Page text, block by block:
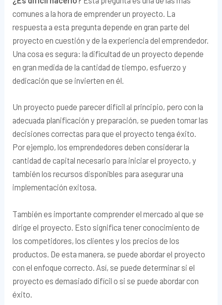
comunes a la hora de emprender un proyecto. La
respuesta a esta pregunta depende en gran parte del
proyecto en cuestión y de la experiencia del emprendedor.
Una cosa es segura: la dificultad de un proyecto depende
en gran medida de la cantidad de tiempo, esfuerzo y
dedicación que se invierten en él.
Un proyecto puede parecer difícil al principio, pero con la
adecuada planificación y preparación, se pueden tomar las
decisiones correctas para que el proyecto tenga éxito.
Por ejemplo, los emprendedores deben considerar la
cantidad de capital necesario para iniciar el proyecto, y
también los recursos disponibles para asegurar una
implementación exitosa.
También es importante comprender el mercado al que se
dirige el proyecto. Esto significa tener conocimiento de
los competidores, los clientes y los precios de los
productos. De esta manera, se puede abordar el proyecto
con el enfoque correcto. Así, se puede determinar si el
proyecto es demasiado difícil o si se puede abordar con
éxito.